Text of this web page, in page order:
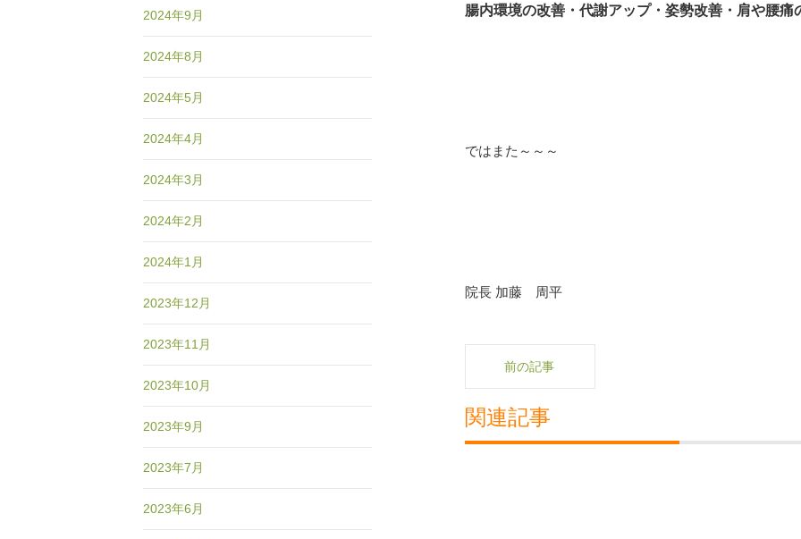
腸内環境の改善・代謝アップ・姿勢改善・肩や腰痛
ではまた～～～
院長 加藤 周平
前の記事
関連記事
2024年9月
2024年8月
2024年5月
2024年4月
2024年3月
2024年2月
2024年1月
2023年12月
2023年11月
2023年10月
2023年9月
2023年7月
2023年6月